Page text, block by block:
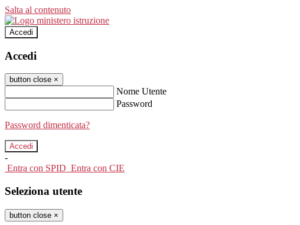
Salta al contenuto
Accedi
Accedi
button close ×
Nome Utente
Password
Password dimenticata?
-
Entra con SPID Entra con CIE
Seleziona utente
button close ×